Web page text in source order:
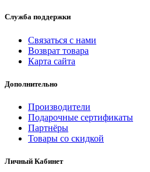
Служба поддержки
Связаться с нами
Возврат товара
Карта сайта
Дополнительно
Производители
Подарочные сертификаты
Партнёры
Товары со скидкой
Личный Кабинет